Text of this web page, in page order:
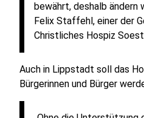
bewährt, deshalb ändern
Felix Staffehl, einer der
Christliches Hospiz
Auch in Lippstadt soll das
Bürgerinnen und Bürger